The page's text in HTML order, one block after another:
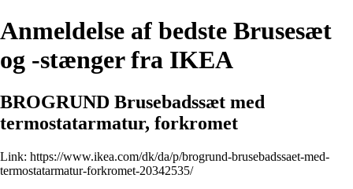
Anmeldelse af bedste Brusesæt
og -stænger fra IKEA
BROGRUND Brusebadssæt med
termostatarmatur, forkromet
Link: https://www.ikea.com/dk/da/p/brogrund-brusebadssaet-med-
termostatarmatur-forkromet-20342535/